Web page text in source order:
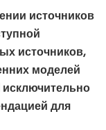
источников
источников,
моделей
исключительно
для